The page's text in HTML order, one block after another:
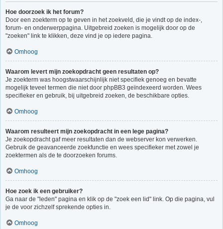
Hoe doorzoek ik het forum?
Door een zoekterm op te geven in het zoekveld, die je vindt op de index-,
forum- en onderwerppagina. Uitgebreid zoeken is mogelijk door op de
"zoeken" link te klikken, deze vind je op iedere pagina.
Omhoog
Waarom levert mijn zoekopdracht geen resultaten op?
Je zoekterm was hoogstwaarschijnlijk niet specifiek genoeg en bevatte
mogelijk teveel termen die niet door phpBB3 geïndexeerd worden. Wees
specifieker en gebruik, bij uitgebreid zoeken, de beschikbare opties.
Omhoog
Waarom resulteert mijn zoekopdracht in een lege pagina?
Je zoekopdracht gaf meer resultaten dan de webserver kon verwerken.
Gebruik de geavanceerde zoekfunctie en wees specifieker met zowel je
zoektermen als de te doorzoeken forums.
Omhoog
Hoe zoek ik een gebruiker?
Ga naar de "leden" pagina en klik op de "zoek een lid" link. Op die pagina, vul
je de voor zichzelf sprekende opties in.
Omhoog